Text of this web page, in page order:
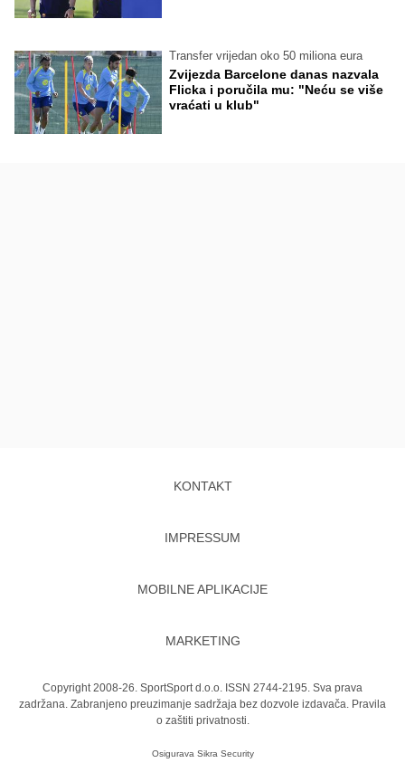
Transfer vrijedan oko 50 miliona eura
Zvijezda Barcelone danas nazvala
Flicka i poručila mu: "Neću se više
vraćati u klub"
KONTAKT
IMPRESSUM
MOBILNE APLIKACIJE
MARKETING
Copyright 2008-26. SportSport d.o.o. ISSN 2744-2195. Sva prava
zadržana. Zabranjeno preuzimanje sadržaja bez dozvole izdavača. Pravila
o zaštiti privatnosti.
Osigurava Sikra Security